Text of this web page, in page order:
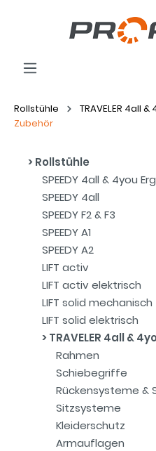
Rollstühle TRAVELER 4all
Zubehör
Rollstühle
SPEEDY 4all & 4you
SPEEDY 4all
SPEEDY F2 & F3
SPEEDY A1
SPEEDY A2
LIFT activ
LIFT activ elektrisch
LIFT solid mechanisch
LIFT solid elektrisch
TRAVELER 4all &
Rahmen
Schiebegriffe
Rückensysteme &
Sitzsysteme
Kleiderschutz
Armauflagen